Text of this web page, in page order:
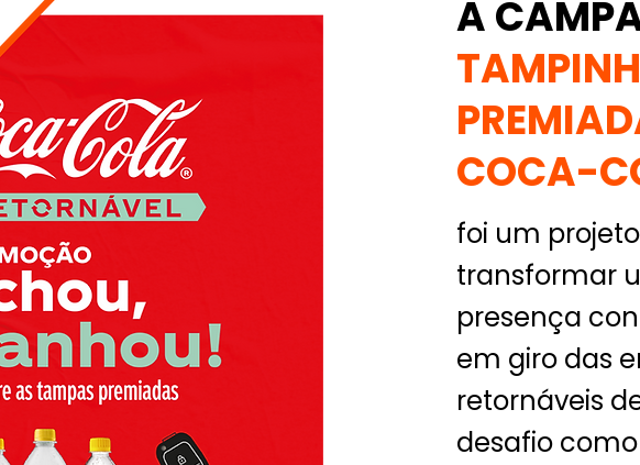
A
COCA-
foi um
transformar
presença
em giro das
retornáveis
desafio